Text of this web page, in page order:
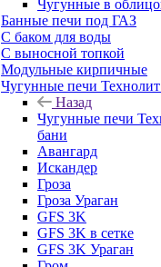
Чугунные в
Банные печи под ГАЗ
С баком для воды
С выносной топкой
Модульные кирпичные
Чугунные печи Технолит
Назад
Чугунные печи
бани
Авангард
Искандер
Гроза
Гроза Ураган
GFS 3K
GFS 3K в сетке
GFS 3K Ураган